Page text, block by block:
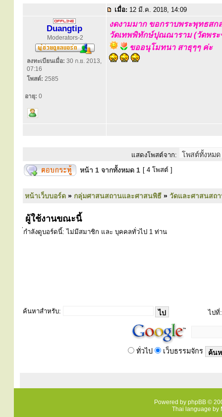
เมื่อ: 12 มี.ค. 2018, 14:09
Duangtip
Moderators-2
ลงทะเบียนเมื่อ: 30 ก.ย. 2013,
07:16
โพสต์: 2585
อายุ: 0
งดงามมาก ขอกราบพระพุทธสก
วัดเทพพิทักษ์ปุณณาราม (วัดพระ
ขออนุโมทนา สาธุๆๆ ค่ะ
แสดงโพสต์จาก:
หน้า 1 จากทั้งหมด 1 [ 4 โพสต์ ]
หน้าเว็บบอร์ด » กลุ่มศาสนสถานและศาสนพิธี » วัดและศาสนสถ
ผู้ใช้งานขณะนี้
่กำลังดูบอร์ดนี้: ไม่มีสมาชิก และ บุคคลทั่วไป 1 ท่าน
ค้นหาสำหรับ: ไปที่:
ทั่วไป เว็บธรรมจักร
Powered by phpBB ©
Thai language by